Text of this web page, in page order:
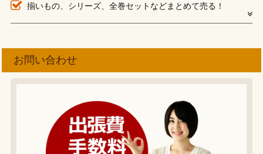
揃いもの、シリーズ、全巻セットなどまとめて売る！
お問い合わせ